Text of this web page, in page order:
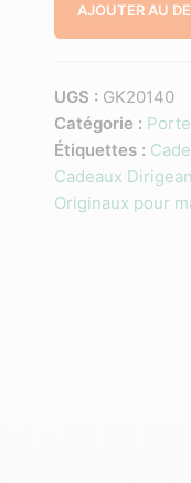
AJOUTER AU
UGS : GK20140
Catégorie :
Étiquettes :
Cadeaux
Originaux pour